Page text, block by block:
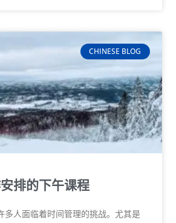
CHINESE BLOG
排的下午课程
多人面临着时间管理的挑战。尤其是